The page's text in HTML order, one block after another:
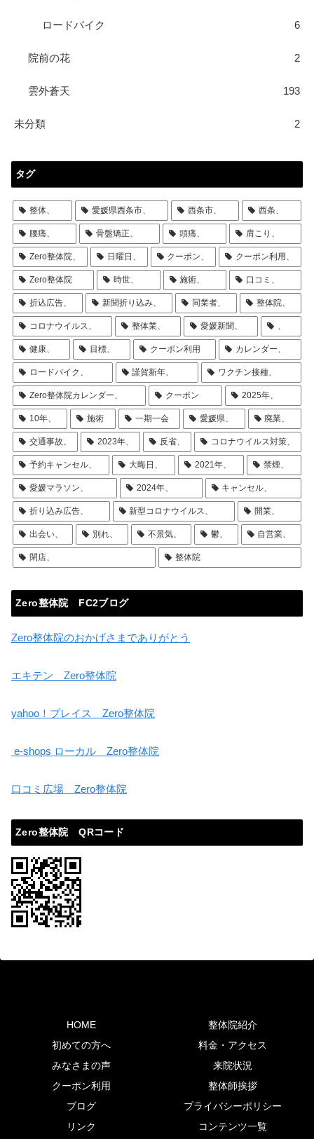
ロードバイク 6
院前の花 2
雲外蒼天 193
未分類 2
タグ
整体、 愛媛県西条市、 西条市、 西条、
腰痛、 骨盤矯正、 頭痛、 肩こり、
Zero整体院、 日曜日、 クーポン、 クーポン利用、
Zero整体院 時世、 施術、 口コミ、
折込広告、 新聞折り込み、 同業者、 整体院、
コロナウイルス、 整体業、 愛媛新聞、
健康、 目標、 クーポン利用 カレンダー、
ロードバイク、 謹賀新年、 ワクチン接種、
Zero整体院カレンダー、 クーポン 2025年、
10年、 施術 一期一会 愛媛県、 廃業、
交通事故、 2023年、 反省、 コロナウイルス対策、
予約キャンセル、 大晦日、 2021年、 禁煙、
愛媛マラソン、 2024年、 キャンセル、
折り込み広告、 新型コロナウイルス、 開業、
出会い、 別れ、 不景気、 鬱、 自営業、
閉店、 整体院
Zero整体院 FC2ブログ
Zero整体院のおかげさまでありがとう
エキテン Zero整体院
yahoo！プレイス Zero整体院
e-shops ローカル Zero整体院
口コミ広場 Zero整体院
Zero整体院 QRコード
HOME
整体院紹介
初めての方へ
料金・アクセス
みなさまの声
来院状況
クーポン利用
整体師挨拶
ブログ
プライバシーポリシー
リンク
コンテンツ一覧